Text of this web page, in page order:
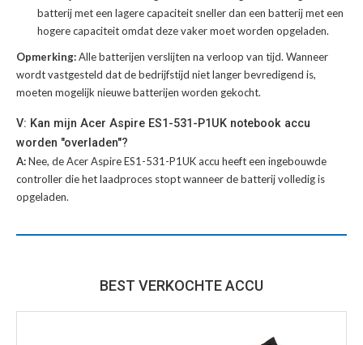
batterij met een lagere capaciteit sneller dan een batterij met een
hogere capaciteit omdat deze vaker moet worden opgeladen.
Opmerking:Alle batterijen verslijten na verloop van tijd. Wanneer
wordt vastgesteld dat de bedrijfstijd niet langer bevredigend is,
moeten mogelijk nieuwe batterijen worden gekocht.
V: Kan mijn Acer Aspire ES1-531-P1UK notebook accu
worden "overladen"?
A:Nee, de Acer Aspire ES1-531-P1UK accu heeft een ingebouwde
controller die het laadproces stopt wanneer de batterij volledig is
opgeladen.
BEST VERKOCHTE ACCU